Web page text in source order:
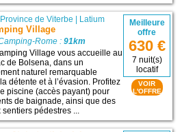
Province de Viterbe Latium
Village
Rome :91km
Village vous accueille au
de Bolsena, dans un
naturel remarquable
détente et à l’évasion. Profitez
piscine (accès payant) pour
de baignade, ainsi que des
sentiers pédestres ...
Meilleure
offre
630 €
7 nuit(s)
locatif
VOIR
L'OFFRE